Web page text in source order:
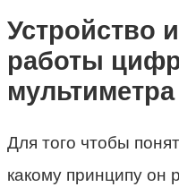
Устройство
работы
мультиметра
Для того чтобы
какому принципу он